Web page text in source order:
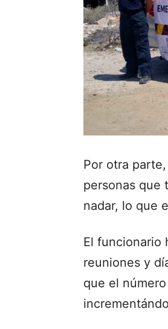
Por otra
personas que
nadar, lo que
El funcionario
reuniones y
que el